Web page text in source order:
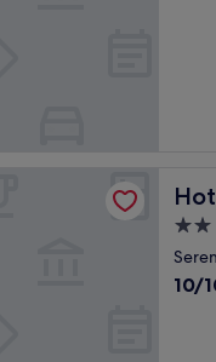
2.0-
10.0
10/
Formerly Sunflower